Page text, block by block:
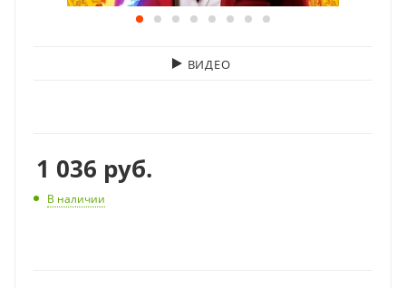
ВИДЕО
1 036 руб.
В наличии